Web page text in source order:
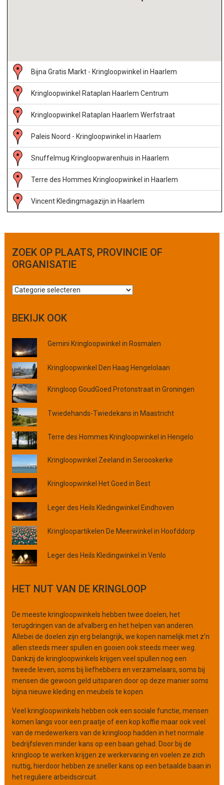
Bijna Gratis Markt - Kringloopwinkel in Haarlem
Kringloopwinkel Rataplan Haarlem Centrum
Kringloopwinkel Rataplan Haarlem Werfstraat
Paleis Noord - Kringloopwinkel in Haarlem
Snuffelmug Kringloopwarenhuis in Haarlem
Terre des Hommes Kringloopwinkel in Haarlem
Vincent Kledingmagazijn in Haarlem
ZOEK OP PLAATS, PROVINCIE OF
ORGANISATIE
Z
k
p
p
l
a
a
t
s
,
p
r
o
v
i
n
c
i
e
o
f
o
r
a
i
a
i
BEKIJK OOK
Gemini Kringloopwinkel in Rosmalen
Kringloopwinkel Den Haag Hengelolaan
Kringloop GoudGoed Protonstraat in Groningen
Twiedehands-Twiedekans in Maastricht
Terre des Hommes Kringloopwinkel in Hengelo
Kringloopwinkel Zeeland in Serooskerke
Kringloopwinkel Het Goed in Best
Leger des Heils Kledingwinkel Eindhoven
Kringloopartikelen De Meerwinkel in Hoofddorp
Leger des Heils Kledingwinkel in Venlo
HET NUT VAN DE KRINGLOOP
De meeste kringloopwinkels hebben twee doelen, het
terugdringen van de afvalberg en het helpen van anderen.
Allebei de doelen zijn erg belangrijk, we kopen namelijk met z’n
allen steeds meer spullen en gooien ook steeds meer weg.
Dankzij de kringloopwinkels krijgen veel spullen nog een
tweede leven, soms bij liefhebbers en verzamelaars, soms bij
mensen die gewoon geld uitsparen door op deze manier soms
bijna nieuwe kleding en meubels te kopen.
Veel kringloopwinkels hebben ook een sociale functie, mensen
komen langs voor een praatje of een kop koffie maar ook veel
van de medewerkers van de kringloop hadden in het normale
bedrijfsleven minder kans op een baan gehad. Door bij de
kringloop te werken krijgen ze werkervaring en voelen ze zich
nuttig, hierdoor hebben ze sneller kans op een betaalde baan in
het reguliere arbeidscircuit.